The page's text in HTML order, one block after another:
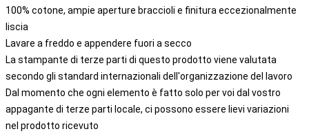
100% cotone, ampie aperture braccioli e finitura eccezionalmente
liscia
Lavare a freddo e appendere fuori a secco
La stampante di terze parti di questo prodotto viene valutata
secondo gli standard internazionali dell'organizzazione del lavoro
Dal momento che ogni elemento è fatto solo per voi dal vostro
appagante di terze parti locale, ci possono essere lievi variazioni
nel prodotto ricevuto